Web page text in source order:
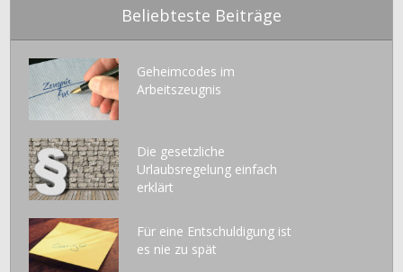
Beliebteste Beiträge
Geheimcodes im
Arbeitszeugnis
Die gesetzliche
Urlaubsregelung einfach
erklärt
Für eine Entschuldigung ist
es nie zu spät